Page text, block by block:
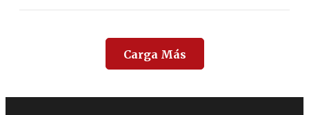
Carga Más